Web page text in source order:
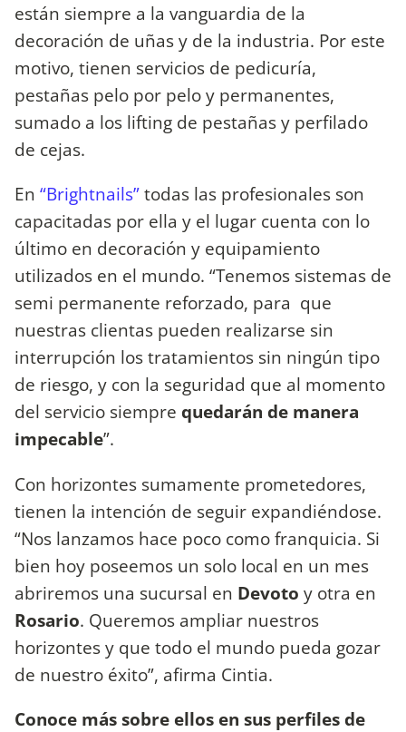
están siempre a la vanguardia de la
decoración de uñas y de la industria. Por este
motivo, tienen servicios de pedicuría,
pestañas pelo por pelo y permanentes,
sumado a los lifting de pestañas y perfilado
de cejas.
En “Brightnails”todas las profesionales son
capacitadas por ella y el lugar cuenta con lo
último en decoración y equipamiento
utilizados en el mundo. “Tenemos sistemas de
semi permanente reforzado, para que
nuestras clientas pueden realizarse sin
interrupción los tratamientos sin ningún tipo
de riesgo, y con la seguridad que al momento
del servicio siempre quedarán de manera
impecable”.
Con horizontes sumamente prometedores,
tienen la intención de seguir expandiéndose.
“Nos lanzamos hace poco como franquicia. Si
bien hoy poseemos un solo local en un mes
abriremos una sucursal en Devoto y otra en
Rosario. Queremos ampliar nuestros
horizontes y que todo el mundo pueda gozar
de nuestro éxito”, afirma Cintia.
Conoce más sobre ellos en sus perfiles de